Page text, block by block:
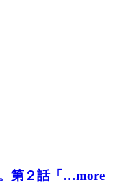
第２話「…more